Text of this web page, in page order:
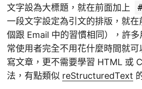
文字設為大標題，就在前面加上
一段文字設定為引文的排版，就在
個跟 Email 中的習慣相同），許
常使用者完全不用花什麼時間就
寫文章，更不需要學習 HTML 或
法，有點類似 reStructuredText